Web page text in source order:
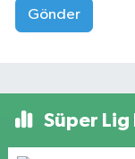
Gönder
Süper Lig